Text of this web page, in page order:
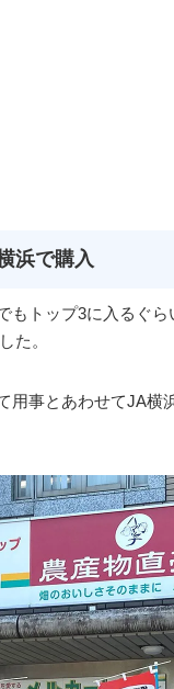
浜で購入
もトップ3に入るぐ
た。
用事とあわせてJA横